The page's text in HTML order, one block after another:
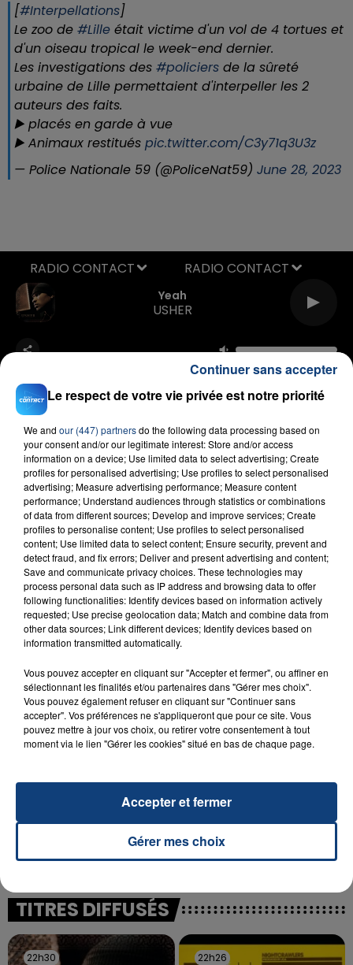
[#Interpellations]
Le zoo de #Lille était victime d'un vol de 4 tortues et
d'un oiseau tropical le week-end dernier.
Les investigations des #policiers de la sûreté
urbaine de Lille permettaient d'interpeller les 2
auteurs des faits.
▶️ placés en garde à vue
▶️ Animaux restitués pic.twitter.com/C3y71q3U3z
— Police Nationale 59 (@PoliceNat59) June 28, 2023
Yeah
USHER
RADIO CONTACT
FIL D'ACTU
23 juillet 2026
INCENDIE MORTEL À LENS : UNE FEMME ET
SON BÉBÉ ENTRE LA VIE ET LA...
aspergé sa compagne et leur bébé de trois mois
d'un liquide inflammable.
UNE ADOLESCENTE DEVANT SE FAIRE
OPÉRER DE LA CHEVILLE RESSORT DE LA...
La famille a porté plainte contre la clinique qui a
excuses.
TITRES DIFFUSÉS
22h30
22h30 22h26
22h26
Le respect de votre vie privée est notre priorité
We and our (447) partnersdo the following data processing based on
your consent and/or our legitimate interest: Store and/or access
information on a device; Use limited data to select advertising; Create
profiles for personalised advertising; Use profiles to select personalised
advertising; Measure advertising performance; Measure content
performance; Understand audiences through statistics or combinations
of data from different sources; Develop and improve services; Create
profiles to personalise content; Use profiles to select personalised
content; Use limited data to select content; Ensure security, prevent and
detect fraud, and fix errors; Deliver and present advertising and content;
Save and communicate privacy choices. These technologies may
process personal data such as IP address and browsing data to offer
following functionalities: Identify devices based on information actively
requested; Use precise geolocation data; Match and combine data from
other data sources; Link different devices; Identify devices based on
information transmitted automatically.
Vous pouvez accepter en cliquant sur "Accepter et fermer", ou affiner en
sélectionnant les finalités et/ou partenaires dans "Gérer mes choix".
Vous pouvez également refuser en cliquant sur "Continuer sans
accepter". Vos préférences ne s'appliqueront que pour ce site. Vous
pouvez mettre à jour vos choix, ou retirer votre consentement à tout
moment via le lien "Gérer les cookies" situé en bas de chaque page.
Gérer mes choix
Accepter et fermer
Continuer sans accepter